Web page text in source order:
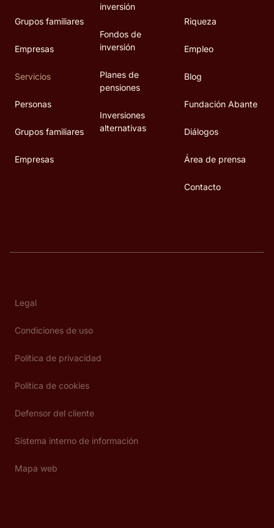
Grupos familiares
Empresas
Servicios
Personas
Grupos familiares
Empresas
inversión
Fondos de
inversión
Planes de
pensiones
Inversiones
alternativas
Riqueza
Empleo
Blog
Fundación Abante
Diálogos
Área de prensa
Contacto
Legal
Condiciones de uso
Política de privacidad
Política de cookies
Defensor del cliente
Sistema interno de información
Mapa web